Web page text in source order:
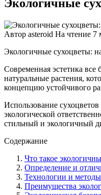
Экологичные
Автор asteroid На чтение 7
Экологичные сухоцветы:
Современная эстетика
натуральные растения,
концепцию устойчивого
Использование
экологической
стильный и экологичный
Содержание
Что такое
Определение и
Технологии и
Преимущества